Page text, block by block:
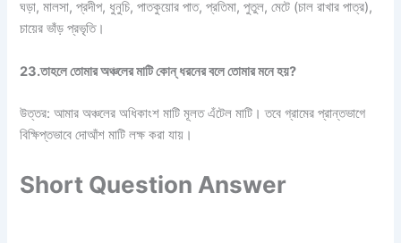
ঘড়া, মালসা, প্রদীপ, ধুনুচি, পাতকুয়াের পাত, প্রতিমা, পুতুল, মেটে (চাল রাখার পাত্র),
চায়ের ভাঁড় প্রভৃতি।
23.তাহলে তোমার অঞ্চলের মাটি কোন্ ধরনের বলে তোমার মনে হয়?
উত্তর: আমার অঞ্চলের অধিকাংশ মাটি মূলত এঁটেল মাটি। তবে গ্রামের প্রান্তভাগে
বিক্ষিপ্তভাবে দোআঁশ মাটি লক্ষ করা যায়।
Short Question Answer